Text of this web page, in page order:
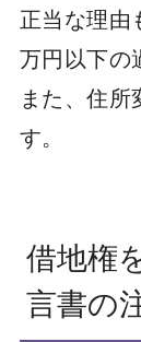
正当な理由
万円以下の
また、住
す。
借地権
言書の